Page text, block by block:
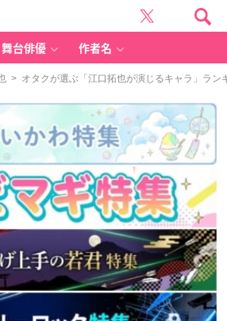
舞台俳優 作者名
> オタクが選ぶ「江口拓也が演じるキャラ」ラン